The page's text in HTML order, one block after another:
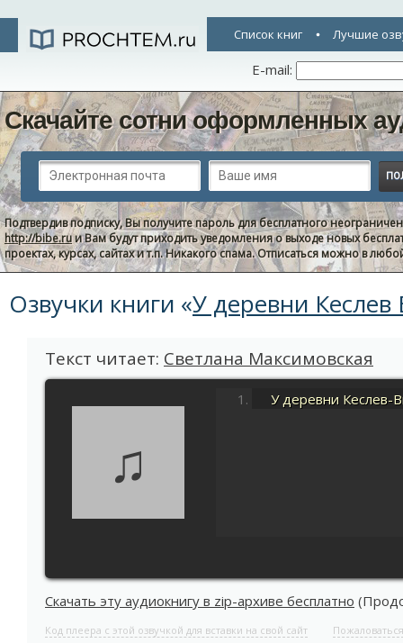
Список книг Лучшие
E-mail:
Скачайте сотни оформленных
Подтвердив подписку, Вы получите пароль для бесплатного
http://bibe.ruи Вам будут приходить уведомления о выходе новых
проектах, курсах, сайтах и т.п. Никакого спама. Отписаться можно в
Озвучки книги «У деревни Кеслев
Текст читает: Светлана Максимовская
♫
У деревни Кеслев-
Скачать эту аудиокнигу в zip-архиве бесплатно
Код плеера с этой озвучкой для вставки на свой сайт Пожаловаться